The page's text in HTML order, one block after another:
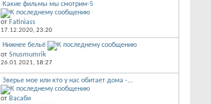
Какие фильмы мы смотрим-5
от Fatiniass
17.12.2020, 23:20
Нижнее бельё
от Snusmumrik
26.01.2021, 18:27
Зверье мое или кто у нас обитает дома -...
от Васаби